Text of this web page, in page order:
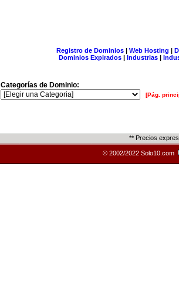
Registro de Dominios| Web Hosting |
Dominios Expirados | Industrias |
Categorías de Dominio:
[Pág.
** Precios
© 2002/2022 Solo10.com